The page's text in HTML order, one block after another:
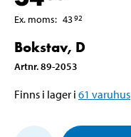
Ex. moms: 4392
Bokstav, D
Artnr.89-2053
Finns i lager i 61 varuhus